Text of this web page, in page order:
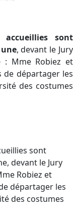
accueillies sont
, devant le Jury
: Mme Robiez et
de départager les
des costumes